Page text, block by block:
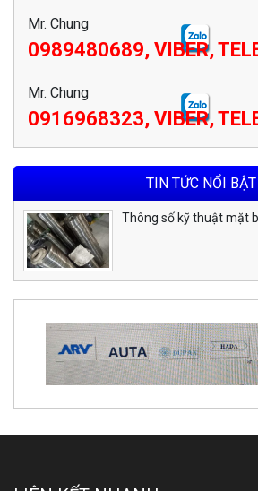
Mr. Chung
0989480689, VIBER,
Mr. Chung
0916968323, VIBER,
TIN TỨC NỔI BẬT
Thông số kỹ thuật mặt